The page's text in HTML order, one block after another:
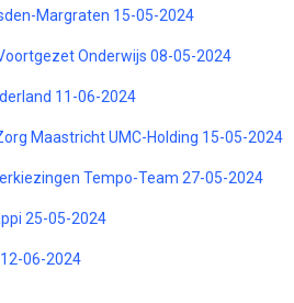
Margraten 15-05-2024
Onderwijs 08-05-2024
11-06-2024
Maastricht UMC-Holding 15-05-2024
Tempo-Team 27-05-2024
25-05-2024
06-2024